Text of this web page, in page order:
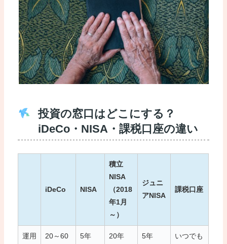
投資の窓口はどこにする？
iDeCo・NISA・課税口座の違い
iDeCo NISA
積立
NISA
（2018
年1月
～）
ジュニ
アNISA
課税口座
運用
20～60
5年 20年
5年
いつでも